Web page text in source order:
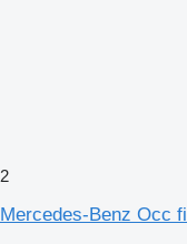
2
Mercedes-Benz Occ